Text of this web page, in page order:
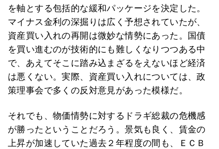
を軸とする包括的な緩和パッケージを決定した。
マイナス金利の深掘りは広く予想されていたが、
資産買い入れの再開は微妙な情勢にあった。国債
を買い進むのが技術的にも難しくなりつつある中
で、あえてそこに踏み込まざるをえないほど経済
は悪くない。実際、資産買い入れについては、政
策理事会で多くの反対意見があった模様だ。
それでも、物価情勢に対するドラギ総裁の危機感
が勝ったということだろう。景気も良く、賃金の
上昇が加速していた過去２年程度の間も、ＥＣＢ